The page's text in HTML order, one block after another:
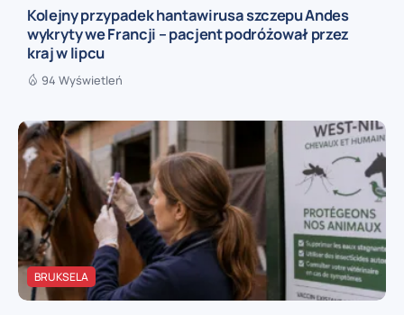
Kolejny przypadek hantawirusa szczepu Andes
wykryty we Francji – pacjent podróżował przez
kraj w lipcu
94 Wyświetleń
BRUKSELA